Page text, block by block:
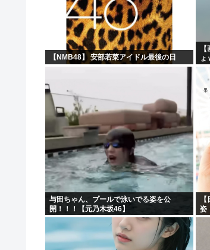
【NMB48】 安部若菜アイドル最後の日
与田ちゃん、プールで泳いでる姿を公
開！！！【元乃木坂46】
姿